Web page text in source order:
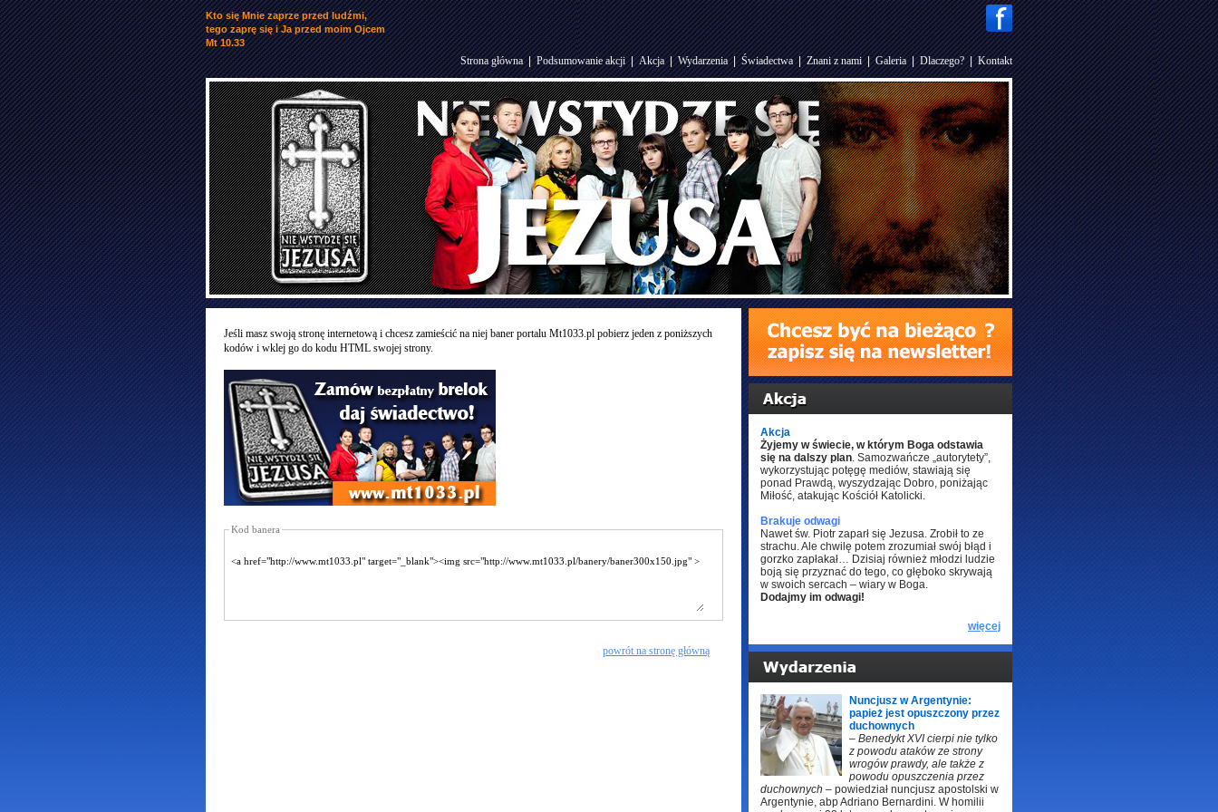
Kto się Mnie zaprze przed ludźmi,
tego zaprę się i Ja przed moim Ojcem
Mt 10.33
Strona główna|Podsumowanie akcji|Akcja|Wydarzenia|Świadectwa|Znani z nami|Galeria|Dlaczego?|Kontakt
Jeśli masz swoją stronę internetową i chcesz zamieścić na niej baner portalu Mt1033.pl pobierz jeden z poniższych
kodów i wklej go do kodu HTML swojej strony.
Kod banera
powrót na stronę główną
Akcja
Żyjemy w świecie, w którym Boga odstawia
się na dalszy plan. Samozwańcze „autorytety”,
wykorzystując potęgę mediów, stawiają się
ponad Prawdą, wyszydzając Dobro, poniżając
Miłość, atakując Kościół Katolicki.
Brakuje odwagi
Nawet św. Piotr zaparł się Jezusa. Zrobił to ze
strachu. Ale chwilę potem zrozumiał swój błąd i
gorzko zapłakał… Dzisiaj również młodzi ludzie
boją się przyznać do tego, co głęboko skrywają
w swoich sercach – wiary w Boga.
Dodajmy im odwagi!
więcej
Nuncjusz w Argentynie:
papież jest opuszczony przez
duchownych
– Benedykt XVI cierpi nie tylko
z powodu ataków ze strony
wrogów prawdy, ale także z
powodu opuszczenia przez
duchownych – powiedział nuncjusz apostolski w
Argentynie, abp Adriano Bernardini. W homilii